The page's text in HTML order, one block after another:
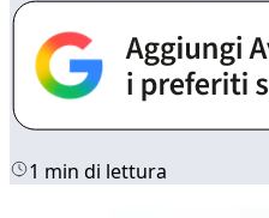
1 min di lettura